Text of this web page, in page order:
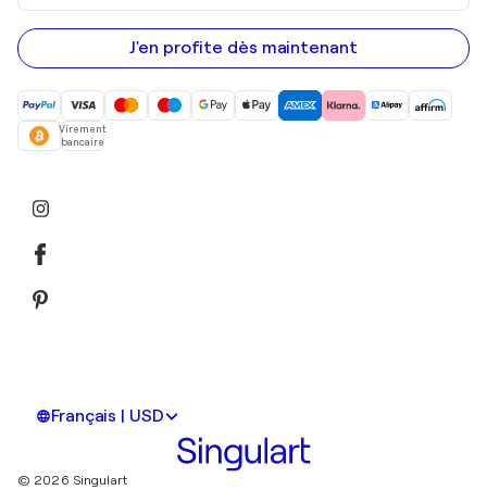
adresse
e-
mail
J'en profite dès maintenant
Virement
bancaire
Français | USD
© 2026 Singulart